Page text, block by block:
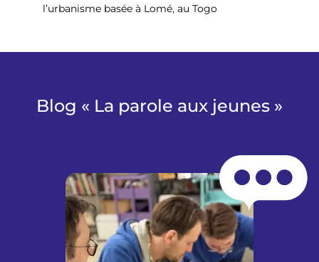
l’urbanisme basée à Lomé, au Togo
Blog « La parole aux jeunes »